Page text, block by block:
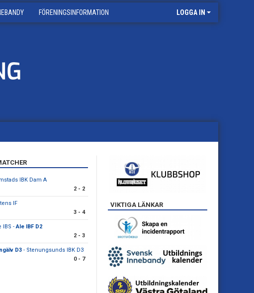
FÖRENINGSINFORMATION LOGGA IN
IBK Dam A
2 - 2
IF
3 - 4
IBS -Ale IBF D2
2 - 3
D3- Stenungsunds IBK D3
0 - 7
VIKTIGA LÄNKAR